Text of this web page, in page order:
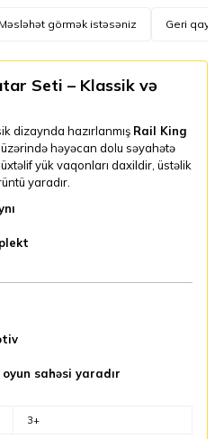
Məsləhət görmək istəsəniz Geri
Seti – Klassik və
dizaynda hazırlanmış Rail King
həyəcan dolu səyahətə
yük vaqonları daxildir, üstəlik
yaradır.
sahəsi yaradır
3+